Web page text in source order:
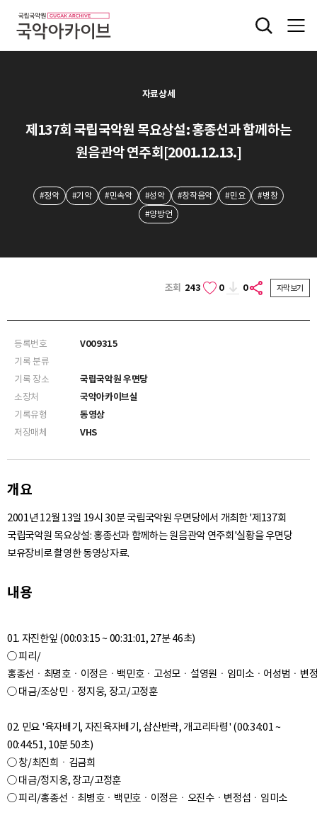
자료상세
제137회 국립국악원 목요상설: 홍종선과 함께하는
원음관악 연주회[2001.12.13.]
#정악 #기악 #민속악 #성악 #창작음악 #민요
#병창
#양방언
조회 243 0 0 자막보기
등록번호
V009315
기록 분류
기록 장소
국립국악원 우면당
소장처
국악아카이브실
기록유형
동영상
저장매체
VHS
개요
2001년 12월 13일 19시 30분 국립국악원 우면당에서 개최한 '제137회
국립국악원 목요상설: 홍종선과 함께하는 원음관악 연주회'실황을 우면당
보유장비로 촬영한 동영상자료.
내용
01. 자진한잎 (00:03:15 ~ 00:31:01, 27분 46초)
○ 피리/
홍종선ㆍ최명호ㆍ이정은ㆍ백민호ㆍ고성모ㆍ설영원ㆍ임미소ㆍ어성범ㆍ변
○ 대금/조상민ㆍ정지웅, 장고/고정훈
02. 민요 '육자배기, 자진육자배기, 삼산반락, 개고리타령' (00:34:01 ~
00:44:51, 10분 50초)
○ 창/최진희ㆍ김금희
○ 대금/정지웅, 장고/고정훈
○ 피리/홍종선ㆍ최병호ㆍ백민호ㆍ이정은ㆍ오진수ㆍ변정섭ㆍ임미소